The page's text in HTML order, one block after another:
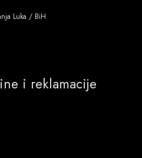
Luka / BiH
i reklamacije